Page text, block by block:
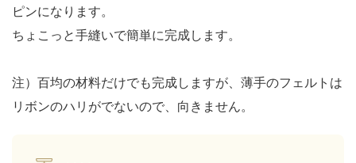
ピンになります。
ちょこっと手縫いで簡単に完成します。
注）百均の材料だけでも完成しますが、薄手のフェルトは
リボンのハリがでないので、向きません。